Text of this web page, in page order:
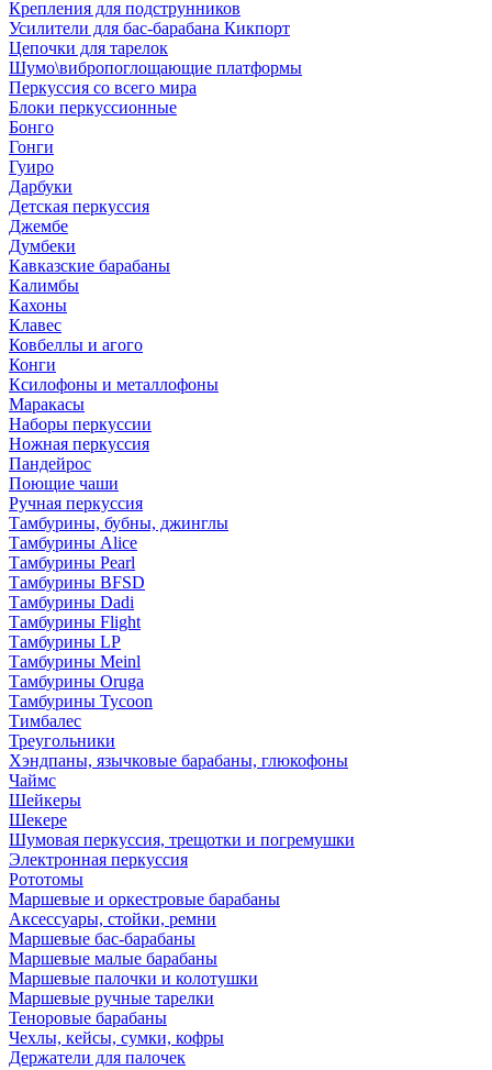
Крепления для подструнников
Усилители для бас-барабана Кикпорт
Цепочки для тарелок
Шумо\вибропоглощающие платформы
Перкуссия со всего мира
Блоки перкуссионные
Бонго
Гонги
Гуиро
Дарбуки
Детская перкуссия
Джембе
Думбеки
Кавказские барабаны
Калимбы
Кахоны
Клавес
Ковбеллы и агого
Конги
Ксилофоны и металлофоны
Маракасы
Наборы перкуссии
Ножная перкуссия
Пандейрос
Поющие чаши
Ручная перкуссия
Тамбурины, бубны, джинглы
Тамбурины Alice
Тамбурины Pearl
Тамбурины BFSD
Тамбурины Dadi
Тамбурины Flight
Тамбурины LP
Тамбурины Meinl
Тамбурины Oruga
Тамбурины Tycoon
Тимбалес
Треугольники
Хэндпаны, язычковые барабаны, глюкофоны
Чаймс
Шейкеры
Шекере
Шумовая перкуссия, трещотки и погремушки
Электронная перкуссия
Рототомы
Маршевые и оркестровые барабаны
Аксессуары, стойки, ремни
Маршевые бас-барабаны
Маршевые малые барабаны
Маршевые палочки и колотушки
Маршевые ручные тарелки
Теноровые барабаны
Чехлы, кейсы, сумки, кофры
Держатели для палочек